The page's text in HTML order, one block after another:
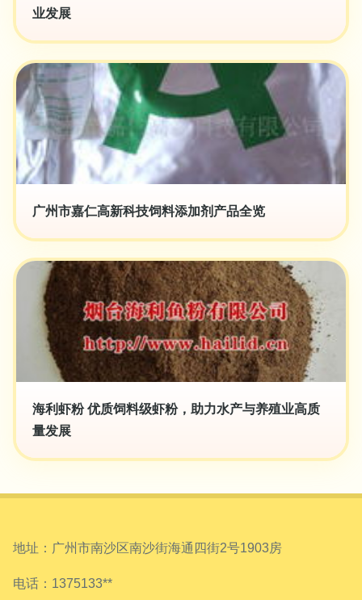
业发展
广州市嘉仁高新科技饲料添加剂产品全览
海利虾粉 优质饲料级虾粉，助力水产与养殖业高质
量发展
地址：广州市南沙区南沙街海通四街2号1903房
电话：1375133**